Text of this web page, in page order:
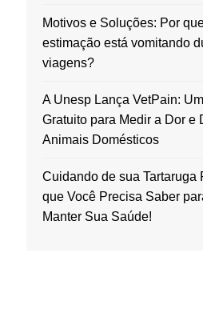
Motivos e Soluções: Por
estimação está vomitando
viagens?
A Unesp Lança VetPain:
Gratuito para Medir a Dor e
Animais Domésticos
Cuidando de sua Tartaruga
que Você Precisa Saber
Manter Sua Saúde!